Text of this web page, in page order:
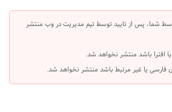
شما، پس از تایید توسط تیم مدیریت در وب منتشر
افترا باشد منتشر نخواهد شد.
فارسی یا غیر مرتبط باشد منتشر نخواهد شد.